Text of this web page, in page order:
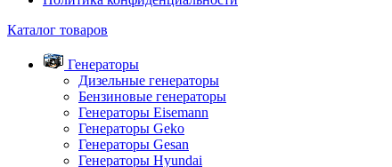
Каталог товаров
Генераторы
Дизельные генераторы
Бензиновые генераторы
Генераторы Eisemann
Генераторы Geko
Генераторы Gesan
Генераторы Hyundai